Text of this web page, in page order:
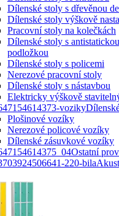
Dílenské stoly s dřevěnou
Dílenské stoly výškově
Pracovní stoly na kolečkách
Dílenské stoly s
podložkou
Dílenské stoly s policemi
Nerezové pracovní stoly
Dílenské stoly s nástavbou
Elektricky výškově
Plošinové vozíky
Nerezové policové vozíky
Dílenské zásuvkové vozíky
Ostatní